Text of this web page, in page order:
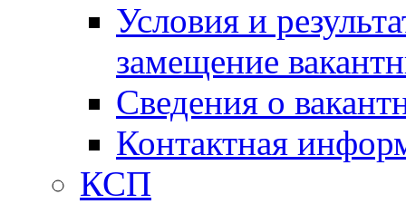
Условия и
замещение
Сведения о
Контактная
КСП